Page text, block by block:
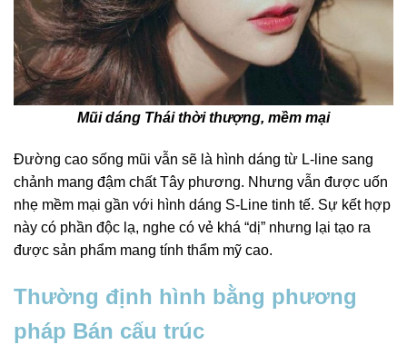
Mũi dáng Thái thời thượng, mềm mại
Đường cao sống mũi vẫn sẽ là hình dáng từ L-line sang
chảnh mang đậm chất Tây phương. Nhưng vẫn được uốn
nhẹ mềm mại gần với hình dáng S-Line tinh tế. Sự kết hợp
này có phần độc lạ, nghe có vẻ khá “dị” nhưng lại tạo ra
được sản phẩm mang tính thẩm mỹ cao.
Thường định hình bằng phương
pháp Bán cấu trúc